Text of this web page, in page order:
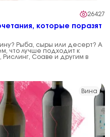
26427
которые поразят
Рыба, сыры или десерт? А
что лучше подходит к
Соаве и другим в
Вина